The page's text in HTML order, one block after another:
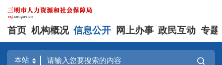
首页 机构概况 信息公开 网上办事 政民互动 专题